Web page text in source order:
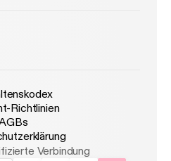
Richtlinien
Verbindung